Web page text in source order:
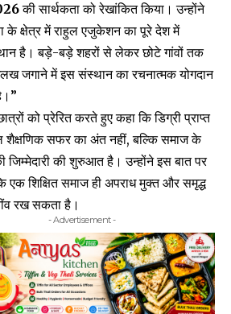
की सार्थकता को रेखांकित किया। उन्होंने
के क्षेत्र में राहुल एजुकेशन का पूरे देश में
है। बड़े-बड़े शहरों से लेकर छोटे गांवों तक
जगाने में इस संस्थान का रचनात्मक योगदान
को प्रेरित करते हुए कहा कि डिग्री प्राप्त
सफर का अंत नहीं, बल्कि समाज के
जिम्मेदारी की शुरुआत है। उन्होंने इस बात पर
एक शिक्षित समाज ही अपराध मुक्त और समृद्ध
रख सकता है।
- Advertisement -